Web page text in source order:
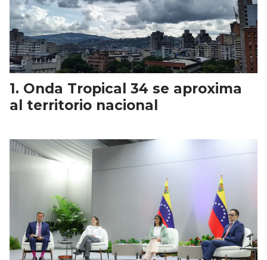
Onda Tropical 34 se aproxima
al territorio nacional